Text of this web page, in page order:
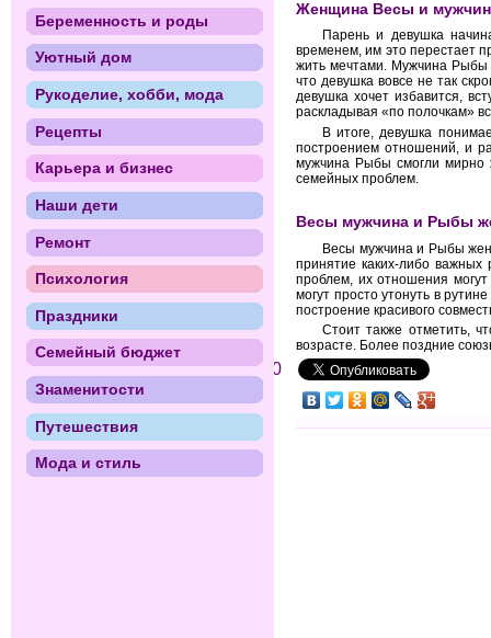
Женщина Весы и
Парень и девушка
временем, им это перестает
жить мечтами. Мужчина Рыбы
что девушка вовсе не так
девушка хочет избавится,
раскладывая «по полочкам»
В итоге, девушка
построением отношений, и
мужчина Рыбы смогли мирно
семейных проблем.
Весы мужчина и Рыбы
Весы мужчина и Рыбы
принятие каких-либо
проблем, их отношения
могут просто утонуть в
построение красивого
Стоит также отметить,
возрасте. Более поздние
0
Беременность и роды
Уютный дом
Рукоделие, хобби, мода
Рецепты
Карьера и бизнес
Наши дети
Ремонт
Психология
Праздники
Семейный бюджет
Знаменитости
Путешествия
Мода и стиль